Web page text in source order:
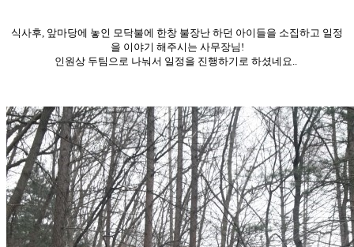
식사후, 앞마당에 놓인 모닥불에 한창 불장난 하던 아이들을 소집하고 일정
을 이야기 해주시는 사무장님!
인원상 두팀으로 나눠서 일정을 진행하기로 하셨네요..